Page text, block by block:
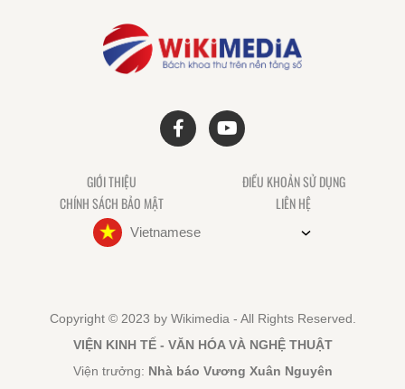
GIỚI THIỆU
ĐIỀU KHOẢN SỬ DỤNG
CHÍNH SÁCH BẢO MẬT
LIÊN HỆ
Vietnamese
Copyright © 2023 by Wikimedia - All Rights Reserved.
VIỆN KINH TẾ - VĂN HÓA VÀ NGHỆ THUẬT
Viện trưởng: Nhà báo Vương Xuân Nguyên